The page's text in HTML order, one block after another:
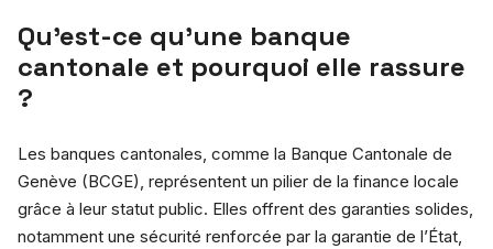
Qu’est-ce qu’une banque
cantonale et pourquoi elle rassure
?
Les banques cantonales, comme la Banque Cantonale de
Genève (BCGE), représentent un pilier de la finance locale
grâce à leur statut public. Elles offrent des garanties solides,
notamment une sécurité renforcée par la garantie de l’État,